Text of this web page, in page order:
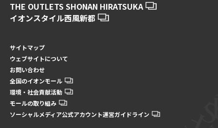
THE OUTLETS SHONAN HIRATSUKA
イオンスタイル西風新都
サイトマップ
ウェブサイトについて
お問い合わせ
全国のイオンモール
環境・社会貢献活動
モールの取り組み
ソーシャルメディア公式アカウント運営ガイドライン